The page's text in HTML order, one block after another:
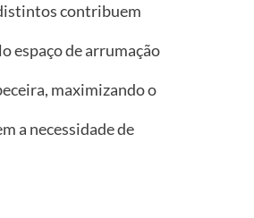
contribuem
espaço de arrumação
maximizando o
a necessidade de